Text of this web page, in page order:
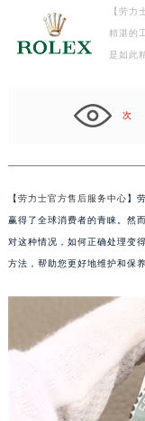
【劳力
精湛的
是如此
次
【劳力士官方售后服务中心】
赢得了全球消费者的青睐。然
对这种情况，如何正确处理变
方法，帮助您更好地维护和保